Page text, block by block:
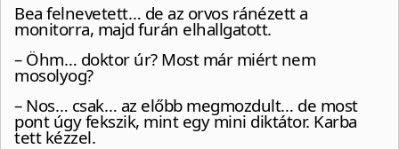
Bea felnevetett… de az orvos ránézett a
monitorra, majd furán elhallgatott.
– Öhm… doktor úr? Most már miért nem
mosolyog?
– Nos… csak… az előbb megmozdult… de most
pont úgy fekszik, mint egy mini diktátor. Karba
tett kézzel.